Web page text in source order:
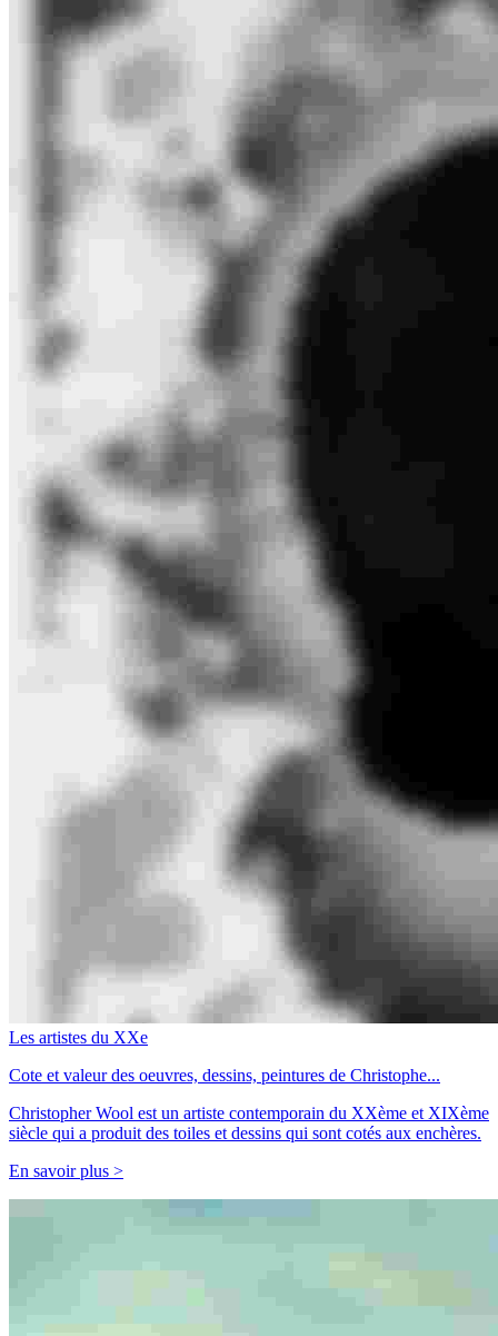
Les artistes du XXe
Cote et valeur des oeuvres, dessins, peintures de Christophe...
Christopher Wool est un artiste contemporain du XXème et XIXème
siècle qui a produit des toiles et dessins qui sont cotés aux enchères.
En savoir plus >